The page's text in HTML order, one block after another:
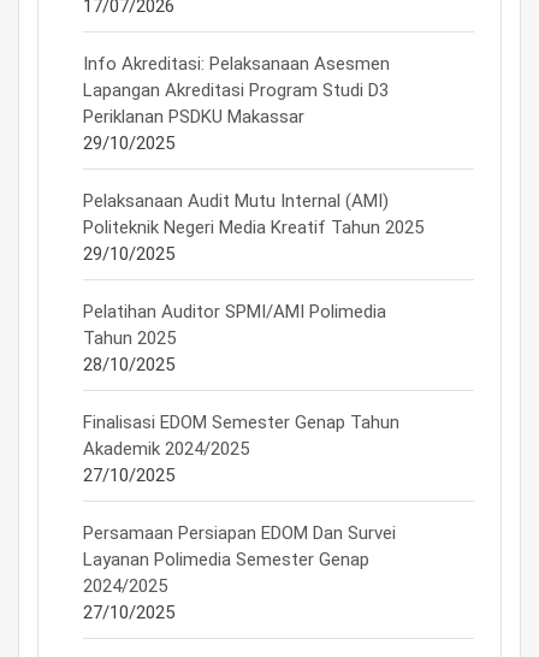
17/07/2026
Info Akreditasi: Pelaksanaan Asesmen
Lapangan Akreditasi Program Studi D3
Periklanan PSDKU Makassar
29/10/2025
Pelaksanaan Audit Mutu Internal (AMI)
Politeknik Negeri Media Kreatif Tahun 2025
29/10/2025
Pelatihan Auditor SPMI/AMI Polimedia
Tahun 2025
28/10/2025
Finalisasi EDOM Semester Genap Tahun
Akademik 2024/2025
27/10/2025
Persamaan Persiapan EDOM Dan Survei
Layanan Polimedia Semester Genap
2024/2025
27/10/2025